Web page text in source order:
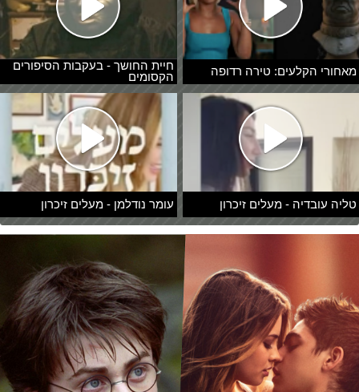
מאחורי הקלעים: טירה רדופה
חיית החושך - בעקבות הסיפורים
הקסומים
טליה עובדיה - מעלים זיכרון עומר נודלמן - מעלים זיכרון